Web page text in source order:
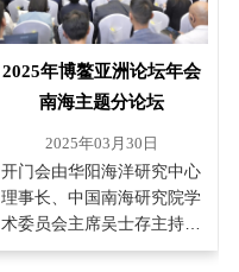
2025年博鳌亚洲论坛年会
南海主题分论坛
2025年03月30日
开门会由华阳海洋研究中心
理事长、中国南海研究院学
术委员会主席吴士存主持。
外交部副部长陈晓东发表主